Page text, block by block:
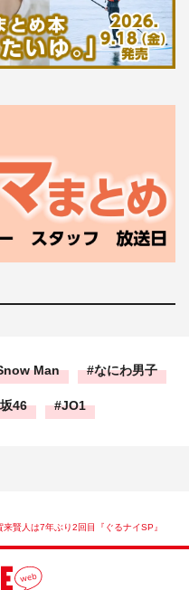
Man なにわ男子
46 JO1
賢人は7年ぶり2回目『ぐるナイSP』